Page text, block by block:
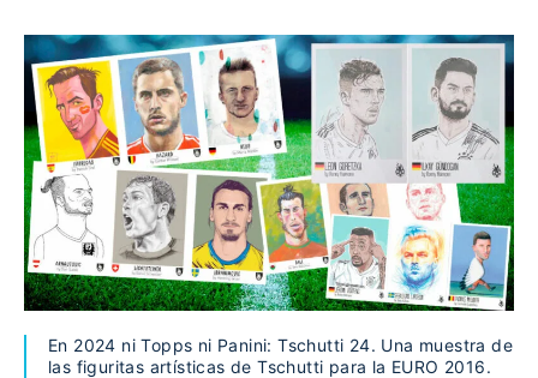
En 2024 ni Topps ni Panini: Tschutti 24. Una muestra de
las figuritas artísticas de Tschutti para la EURO 2016.